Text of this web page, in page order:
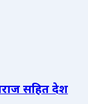
सहित देश